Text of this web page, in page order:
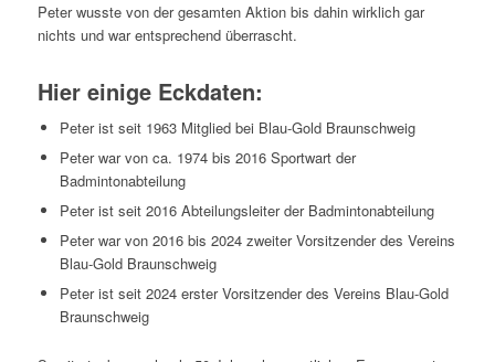
Peter wusste von der gesamten Aktion bis dahin wirklich gar
nichts und war entsprechend überrascht.
Hier einige Eckdaten:
Peter ist seit 1963 Mitglied bei Blau-Gold Braunschweig
Peter war von ca. 1974 bis 2016 Sportwart der
Badmintonabteilung
Peter ist seit 2016 Abteilungsleiter der Badmintonabteilung
Peter war von 2016 bis 2024 zweiter Vorsitzender des Vereins
Blau-Gold Braunschweig
Peter ist seit 2024 erster Vorsitzender des Vereins Blau-Gold
Braunschweig